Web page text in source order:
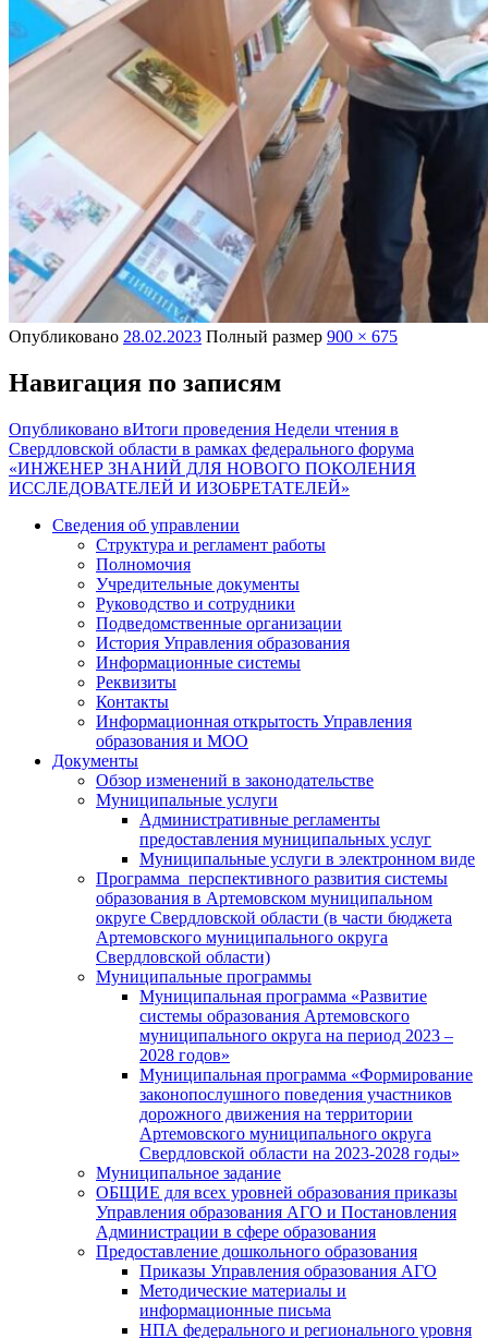
Опубликовано 28.02.2023 Полный размер 900 × 675
Навигация по записям
Опубликовано вИтоги проведения Недели чтения в
Свердловской области в рамках федерального форума
«ИНЖЕНЕР ЗНАНИЙ ДЛЯ НОВОГО ПОКОЛЕНИЯ
ИССЛЕДОВАТЕЛЕЙ И ИЗОБРЕТАТЕЛЕЙ»
Сведения об управлении
Структура и регламент работы
Полномочия
Учредительные документы
Руководство и сотрудники
Подведомственные организации
История Управления образования
Информационные системы
Реквизиты
Контакты
Информационная открытость Управления
образования и МОО
Документы
Обзор изменений в законодательстве
Муниципальные услуги
Административные регламенты
предоставления муниципальных услуг
Муниципальные услуги в электронном виде
Программа перспективного развития системы
образования в Артемовском муниципальном
округе Свердловской области (в части бюджета
Артемовского муниципального округа
Свердловской области)
Муниципальные программы
Муниципальная программа «Развитие
системы образования Артемовского
муниципального округа на период 2023 –
2028 годов»
Муниципальная программа «Формирование
законопослушного поведения участников
дорожного движения на территории
Артемовского муниципального округа
Свердловской области на 2023-2028 годы»
Муниципальное задание
ОБЩИЕ для всех уровней образования приказы
Управления образования АГО и Постановления
Администрации в сфере образования
Предоставление дошкольного образования
Приказы Управления образования АГО
Методические материалы и
информационные письма
НПА федерального и регионального уровня